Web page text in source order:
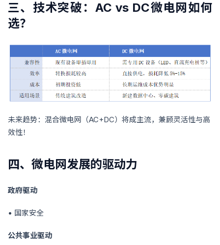
三、技术突破：AC vs DC微电网如何
选？
未来趋势：混合微电网（AC+DC）将成主流，兼顾灵活性与高
效性！
四、微电网发展的驱动力
政府驱动
• 国家安全
公共事业驱动